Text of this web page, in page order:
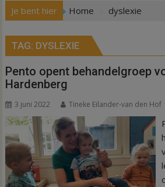
Je bent hier Home dyslexie
TAG: DYSLEXIE
Pento opent behandelgroep
Hardenberg
3 juni 2022 Tineke Eilander-van den Hof